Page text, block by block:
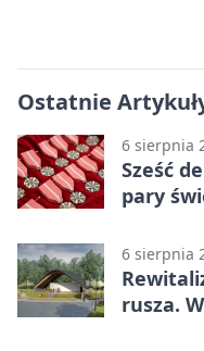
Ostatnie
6 sierpnia
Sześć
pary
6 sierpnia
rusza.